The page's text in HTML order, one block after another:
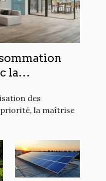
la
et
des
la maîtrise